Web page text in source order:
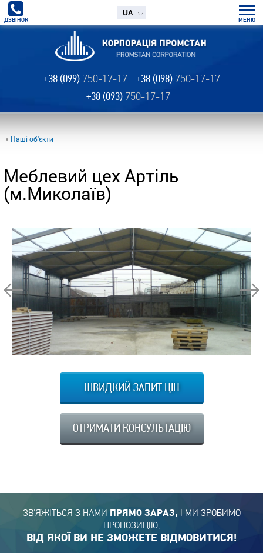
ДЗВІНОК
UA
МЕНЮ
+38 (099) 750-17-17 +38 (098) 750-17-17
+38 (093) 750-17-17
Наші об'єкти
Меблевий цех Артіль
(м.Миколаїв)
ШВИДКИЙ ЗАПИТ ЦІН
ОТРИМАТИ КОНСУЛЬТАЦІЮ
ЗВ'ЯЖІТЬСЯ З НАМИ ПРЯМО ЗАРАЗ, І МИ ЗРОБИМО
ПРОПОЗИЦІЮ,
ВІД ЯКОЇ ВИ НЕ ЗМОЖЕТЕ ВІДМОВИТИСЯ!